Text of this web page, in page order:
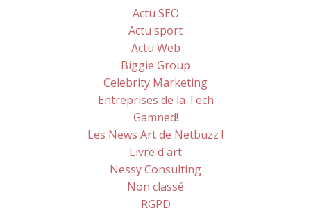
Actu SEO
Actu sport
Actu Web
Biggie Group
Celebrity Marketing
Entreprises de la Tech
Gamned!
Les News Art de Netbuzz !
Livre d'art
Nessy Consulting
Non classé
RGPD